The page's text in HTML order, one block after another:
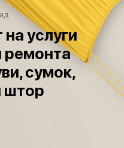
услуги
ремонта
сумок,
штор